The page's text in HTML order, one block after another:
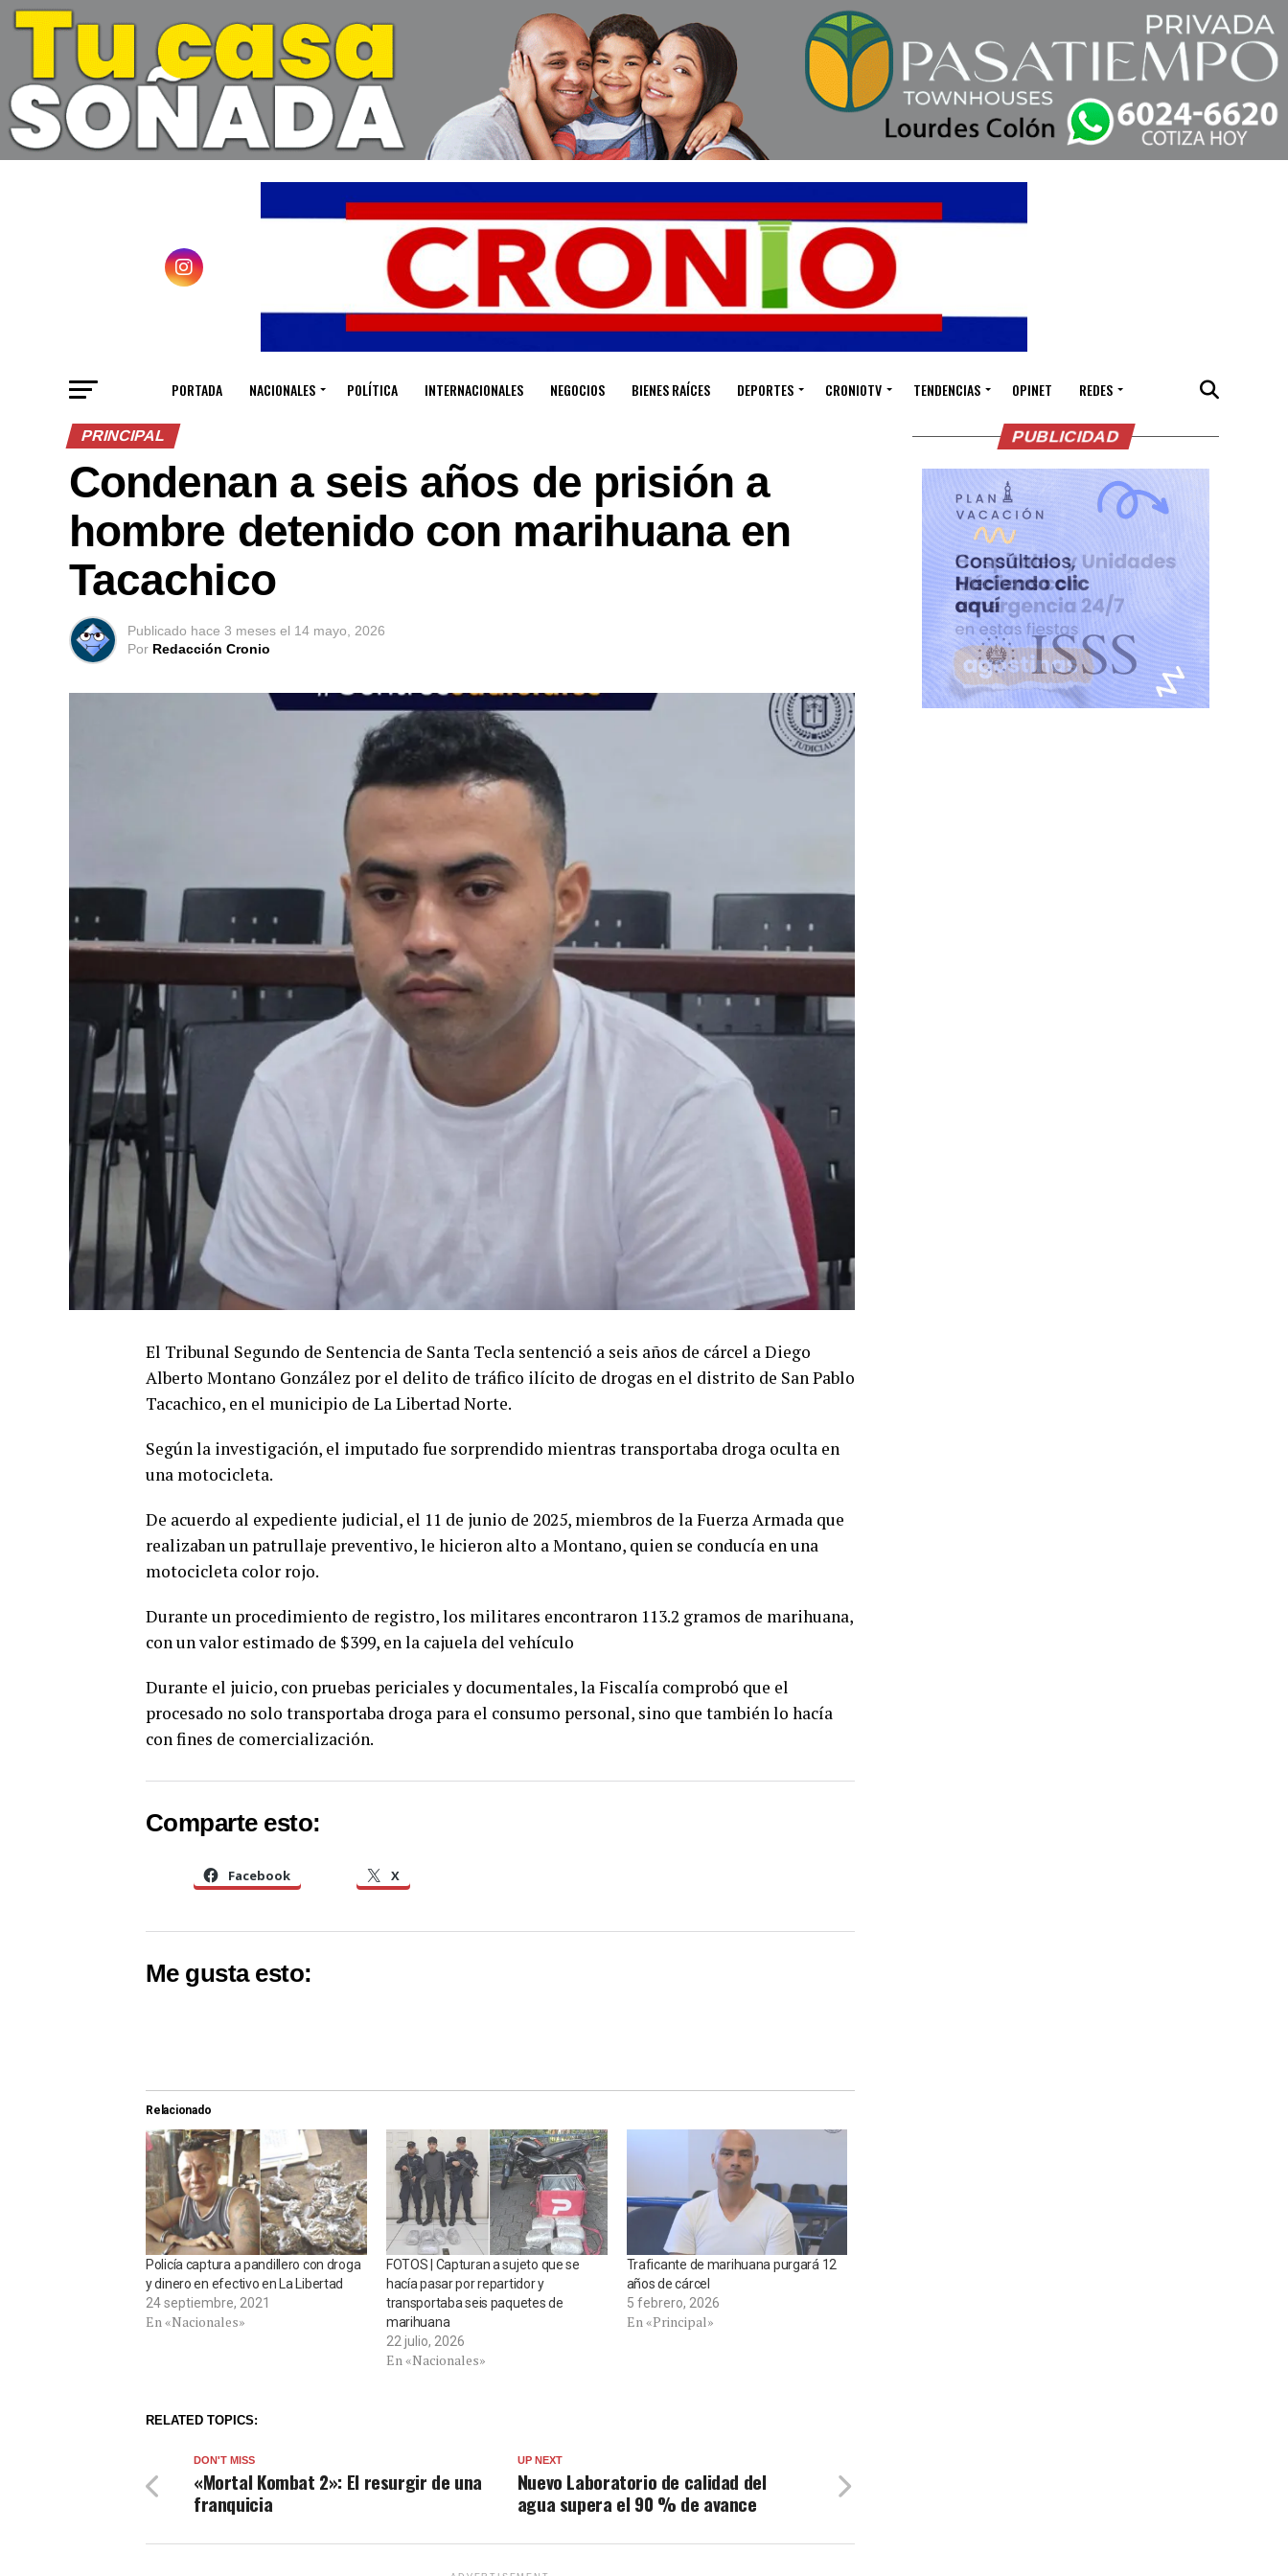
PORTADA NACIONALES POLÍTICA INTERNACIONALES NEGOCIOS BIENES RAÍCES DEPORTES CRONIOTV TENDENCIAS OPINET REDES
PRINCIPAL
Condenan a seis años de prisión a
hombre detenido con marihuana en
Tacachico
Publicado hace 3 meses el 14 mayo, 2026
Por Redacción Cronio
El Tribunal Segundo de Sentencia de Santa Tecla sentenció a seis años de cárcel a Diego
Alberto Montano González por el delito de tráfico ilícito de drogas en el distrito de San Pablo
Tacachico, en el municipio de La Libertad Norte.
Según la investigación, el imputado fue sorprendido mientras transportaba droga oculta en
una motocicleta.
De acuerdo al expediente judicial, el 11 de junio de 2025, miembros de la Fuerza Armada que
realizaban un patrullaje preventivo, le hicieron alto a Montano, quien se conducía en una
motocicleta color rojo.
Durante un procedimiento de registro, los militares encontraron 113.2 gramos de marihuana,
con un valor estimado de $399, en la cajuela del vehículo
Durante el juicio, con pruebas periciales y documentales, la Fiscalía comprobó que el
procesado no solo transportaba droga para el consumo personal, sino que también lo hacía
con fines de comercialización.
Comparte esto:
Facebook X
Me gusta esto:
Relacionado
Policía captura a pandillero con droga
y dinero en efectivo en La Libertad
24 septiembre, 2021
En «Nacionales»
FOTOS | Capturan a sujeto que se
hacía pasar por repartidor y
transportaba seis paquetes de
marihuana
22 julio, 2026
En «Nacionales»
Traficante de marihuana purgará 12
años de cárcel
5 febrero, 2026
En «Principal»
RELATED TOPICS:
UP NEXT
Nuevo Laboratorio de calidad del
agua supera el 90 % de avance
DON'T MISS
«Mortal Kombat 2»: El resurgir de una
franquicia
PUBLICIDAD